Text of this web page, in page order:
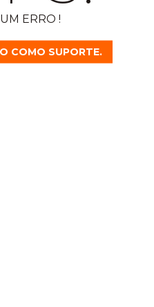
ERRO !
COMO SUPORTE.